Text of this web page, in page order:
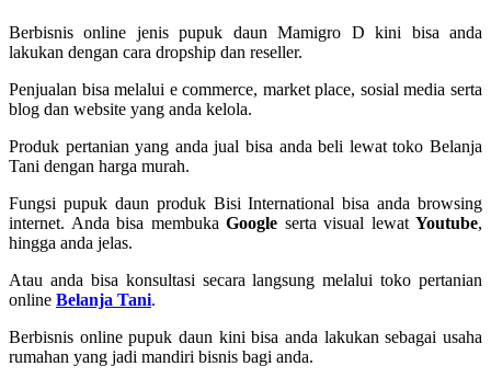
Berbisnis online jenis pupuk daun Mamigro D kini bisa anda
lakukan dengan cara dropship dan reseller.
Penjualan bisa melalui e commerce, market place, sosial media serta
blog dan website yang anda kelola.
Produk pertanian yang anda jual bisa anda beli lewat toko Belanja
Tani dengan harga murah.
Fungsi pupuk daun produk Bisi International bisa anda browsing
internet. Anda bisa membuka Google serta visual lewat Youtube,
hingga anda jelas.
Atau anda bisa konsultasi secara langsung melalui toko pertanian
online Belanja Tani.
Berbisnis online pupuk daun kini bisa anda lakukan sebagai usaha
rumahan yang jadi mandiri bisnis bagi anda.